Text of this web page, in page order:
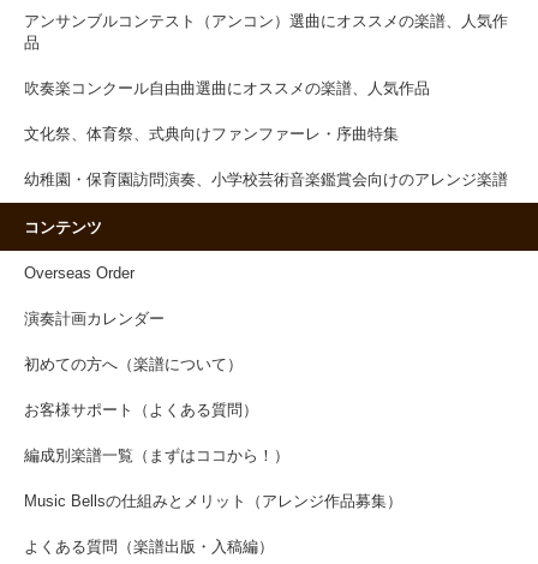
アンサンブルコンテスト（アンコン）選曲にオススメの楽譜、人気作
品
吹奏楽コンクール自由曲選曲にオススメの楽譜、人気作品
文化祭、体育祭、式典向けファンファーレ・序曲特集
幼稚園・保育園訪問演奏、小学校芸術音楽鑑賞会向けのアレンジ楽譜
コンテンツ
Overseas Order
演奏計画カレンダー
初めての方へ（楽譜について）
お客様サポート（よくある質問）
編成別楽譜一覧（まずはココから！）
Music Bellsの仕組みとメリット（アレンジ作品募集）
よくある質問（楽譜出版・入稿編）